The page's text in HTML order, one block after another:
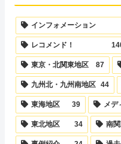
インフォメーション
レコメンド！
東京・北関東地区 87
九州北・九州南地区 44
東海地区 39 メデ
東北地区 34 南